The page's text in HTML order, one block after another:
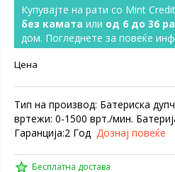
Купувајте на рати со Mint
без камата или од 6 до 36
дом. Погледнете за повеќе
Цена
Тип на производ: Батериска
вртежи: 0-1500 врт./мин.
Гаранција:2 Год Дознај повеќе
Бесплатна достава